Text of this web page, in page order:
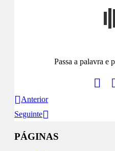
Passa a palavra e
Anterior
Seguinte
PÁGINAS